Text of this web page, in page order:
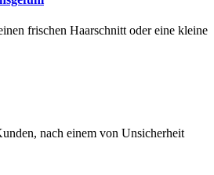
frischen Haarschnitt oder eine kleine
nach einem von Unsicherheit